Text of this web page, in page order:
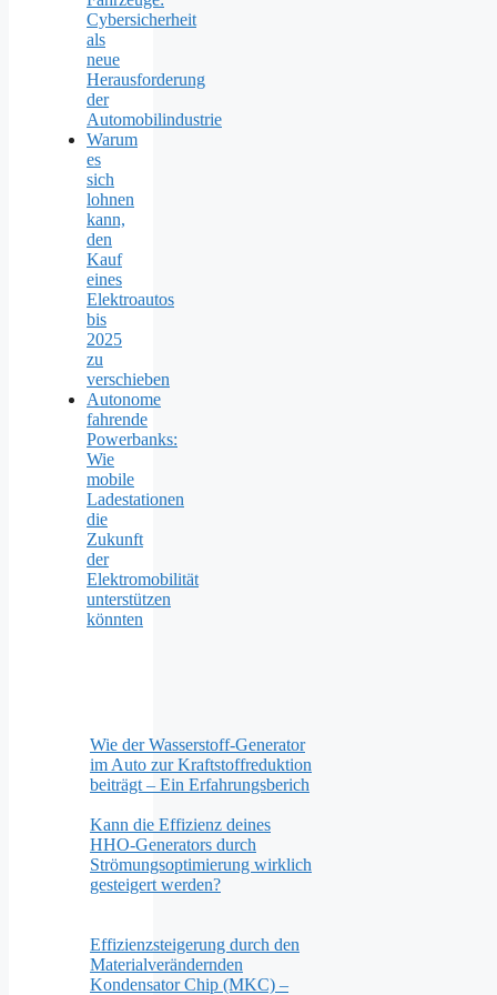
Cybersicherheit
als
neue
Herausforderung
der
Automobilindustrie
Warum
es
sich
lohnen
kann,
den
Kauf
eines
Elektroautos
bis
2025
zu
verschieben
Autonome
fahrende
Powerbanks:
Wie
mobile
Ladestationen
die
Zukunft
der
Elektromobilität
unterstützen
könnten
Wie der Wasserstoff-Generator
im Auto zur Kraftstoffreduktion
beiträgt – Ein Erfahrungsberich
Kann die Effizienz deines
HHO-Generators durch
Strömungsoptimierung wirklich
gesteigert werden?
Effizienzsteigerung durch den
Materialverändernden
Kondensator Chip (MKC) –